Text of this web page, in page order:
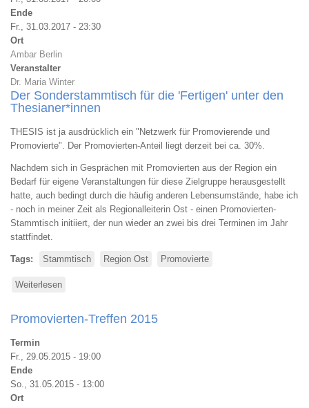
Ende
Fr., 31.03.2017 - 23:30
Ort
Ambar Berlin
Veranstalter
Dr. Maria Winter
Der Sonderstammtisch für die 'Fertigen' unter den
Thesianer*innen
THESIS ist ja ausdrücklich ein "Netzwerk für Promovierende und
Promovierte". Der Promovierten-Anteil liegt derzeit bei ca. 30%.
Nachdem sich in Gesprächen mit Promovierten aus der Region ein
Bedarf für eigene Veranstaltungen für diese Zielgruppe herausgestellt
hatte, auch bedingt durch die häufig anderen Lebensumstände, habe ich
- noch in meiner Zeit als Regionalleiterin Ost - einen Promovierten-
Stammtisch initiiert, der nun wieder an zwei bis drei Terminen im Jahr
stattfindet.
Tags Stammtisch Region Ost Promovierte
Weiterlesen
Promovierten-
Stammtisch
Promovierten-Treffen 2015
Termin
Fr., 29.05.2015 - 19:00
Ende
So., 31.05.2015 - 13:00
Ort